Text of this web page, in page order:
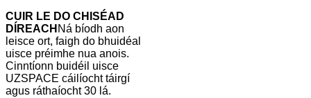
CUIR LE DO CHISÉAD
DÍREACH Ná bíodh aon
leisce ort, faigh do bhuidéal
uisce préimhe nua anois.
Cinntíonn buidéil uisce
UZSPACE cáilíocht táirgí
agus ráthaíocht 30 lá.